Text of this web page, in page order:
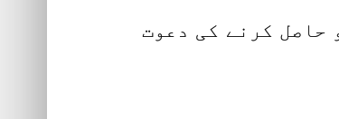
حاصل کرنے کی دعوت